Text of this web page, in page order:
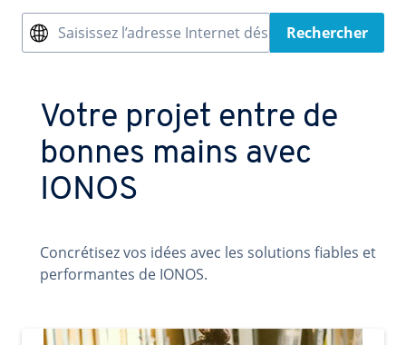
Saisissez l’adresse Internet désiréeRechercher
Votre projet entre de
bonnes mains avec
IONOS
Concrétisez vos idées avec les solutions fiables et
performantes de IONOS.